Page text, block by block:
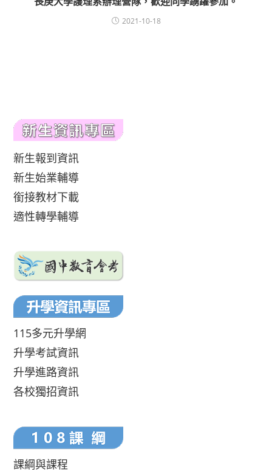
2021-10-18
新生報到資訊
新生始業輔導
銜接教材下載
適性轉學輔導
115多元升學網
升學考試資訊
升學進路資訊
各校獨招資訊
課綱與課程